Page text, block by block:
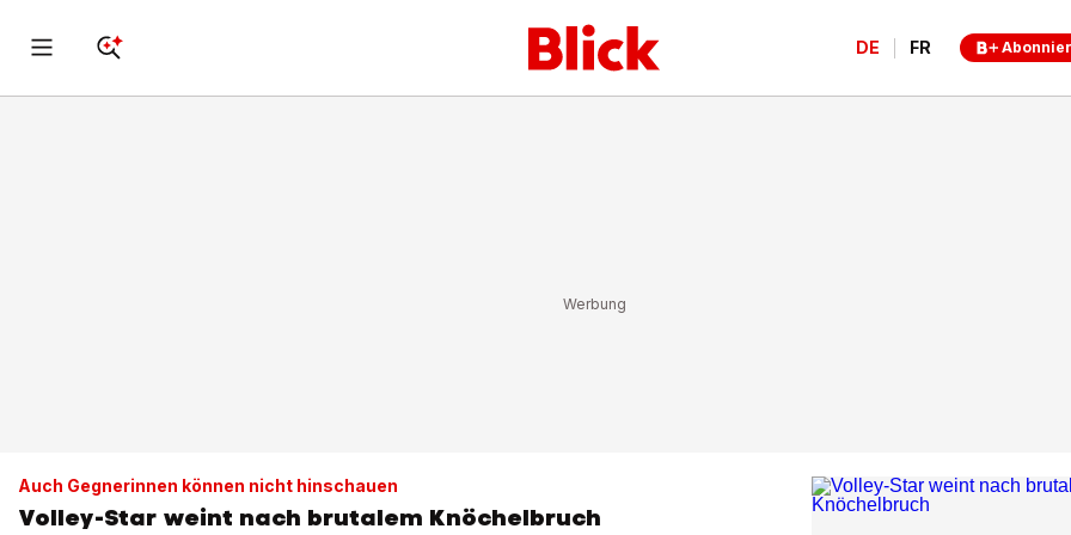
DE FR
Auch Gegnerinnen können nicht hinschauen
Volley-Star weint nach brutalem Knöchelbruch